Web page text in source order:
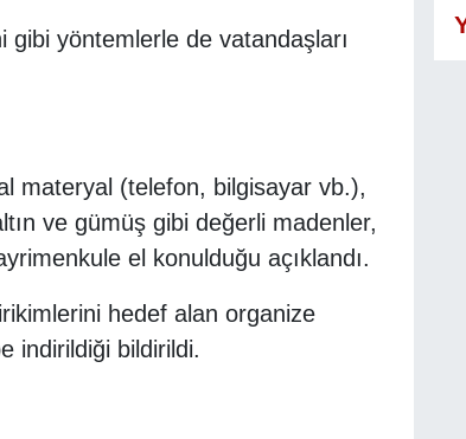
gibi yöntemlerle de vatandaşları
materyal (telefon, bilgisayar vb.),
ve gümüş gibi değerli madenler,
el konulduğu açıklandı.
hedef alan organize
indirildiği bildirildi.